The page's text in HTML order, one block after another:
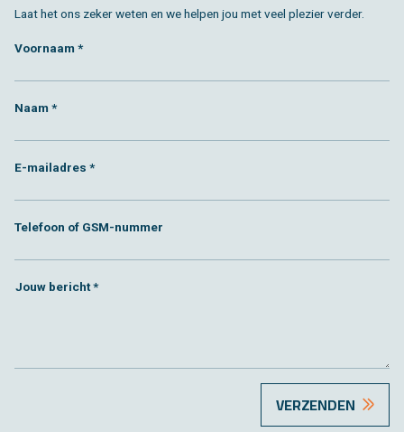
Laat het ons zeker weten en we helpen jou met veel plezier verder.
Voornaam *
Naam *
E-mailadres *
Telefoon of GSM-nummer
Jouw bericht *
VERZENDEN